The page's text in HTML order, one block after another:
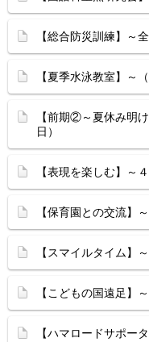
【総合防災訓練】～
【夏季水泳教室】～
【前期②～夏休み明
日）
【表現を楽しむ】～
【保育園との交流】
【スマイルタイム】
【こどもの国遠足】
【ハマロードサポー